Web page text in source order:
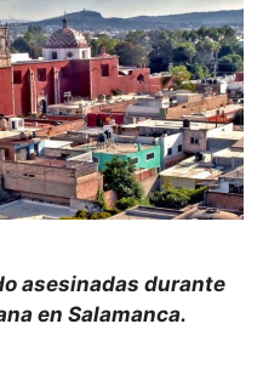
asesinadas durante
en Salamanca.